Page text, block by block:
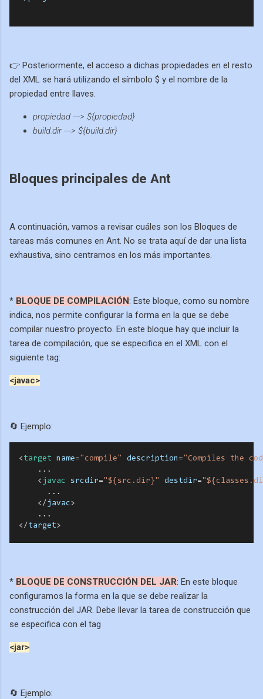
👉 Posteriormente, el acceso a dichas propiedades en el resto
del XML se hará utilizando el símbolo $ y el nombre de la
propiedad entre llaves.
propiedad ---> ${propiedad}
build.dir ---> ${build.dir}
Bloques principales de Ant
A continuación, vamos a revisar cuáles son los Bloques de
tareas más comunes en Ant. No se trata aquí de dar una lista
exhaustiva, sino centrarnos en los más importantes.
* BLOQUE DE COMPILACIÓN: Este bloque, como su nombre
indica, nos permite configurar la forma en la que se debe
compilar nuestro proyecto. En este bloque hay que incluir la
tarea de compilación, que se especifica en el XML con el
siguiente tag:
<javac>
🔄 Ejemplo:
< target name="compile" description ="Compiles the
...
< javac srcdir="${src.dir}" destdir=
...
< / javac>
  ...
< / target>
* BLOQUE DE CONSTRUCCIÓN DEL JAR: En este bloque
configuramos la forma en la que se debe realizar la
construcción del JAR. Debe llevar la tarea de construcción que
se especifica con el tag
<jar>
🔄 Ejemplo: